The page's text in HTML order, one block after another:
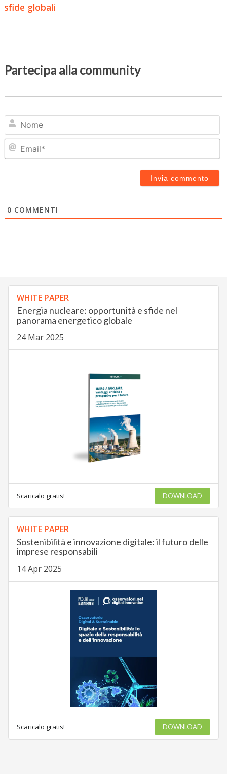
sfide globali
Partecipa alla community
0 COMMENTI
WHITE PAPER
Energia nucleare: opportunità e sfide nel
panorama energetico globale
24 Mar 2025
Scaricalo gratis! DOWNLOAD
WHITE PAPER
Sostenibilità e innovazione digitale: il futuro delle
imprese responsabili
14 Apr 2025
Scaricalo gratis! DOWNLOAD